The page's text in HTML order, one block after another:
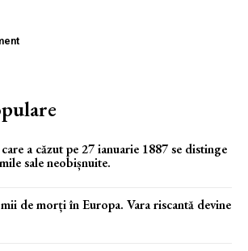
a căzut pe 27 ianuarie 1887 se distinge
sale neobișnuite.
de morți în Europa. Vara riscantă devine